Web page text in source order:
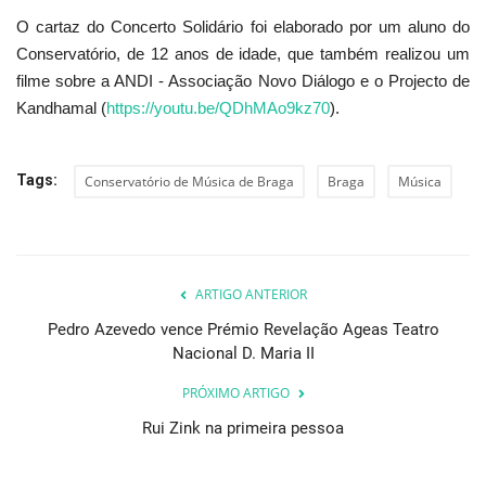
O cartaz do Concerto Solidário foi elaborado por um aluno do
Conservatório, de 12 anos de idade, que também realizou um
filme sobre a ANDI - Associação Novo Diálogo e o Projecto de
Kandhamal (https://youtu.be/QDhMAo9kz70).
Tags: Conservatório de Música de Braga Braga Música
ARTIGO ANTERIOR
Pedro Azevedo vence Prémio Revelação Ageas Teatro
Nacional D. Maria II
PRÓXIMO ARTIGO
Rui Zink na primeira pessoa